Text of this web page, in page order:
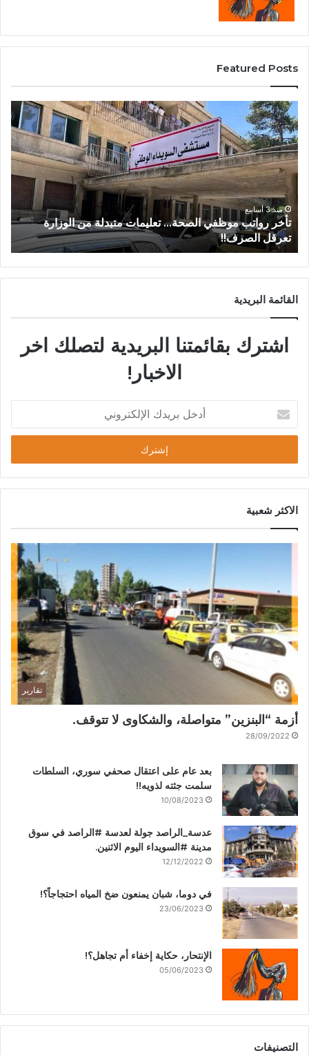
Featured Posts
منذ 3 أسابيع
من عتيل .. تكريم يوثق إرث عالم الآثار الراحل علي أبو
عساف.
القائمة البريدية
اشترك بقائمتنا البريدية لتصلك اخر
الاخبار!
الاكثر شعبية
تقارير
أزمة “البنزين” متواصلة، والشكاوى لا تتوقف.
28/09/2022
بعد عام على اعتقال صحفي سوري، السلطات
سلمت جثته لذويه!!
10/08/2023
عدسة_الراصد جولة لعدسة #الراصد في سوق
مدينة #السويداء اليوم الاثنين.
12/12/2022
في دوما، شبان يمنعون ضخ المياه احتجاجاً؟!
23/06/2023
الإنتحار، حكاية إخفاء أم تجاهل؟!
05/06/2023
التصنيفات